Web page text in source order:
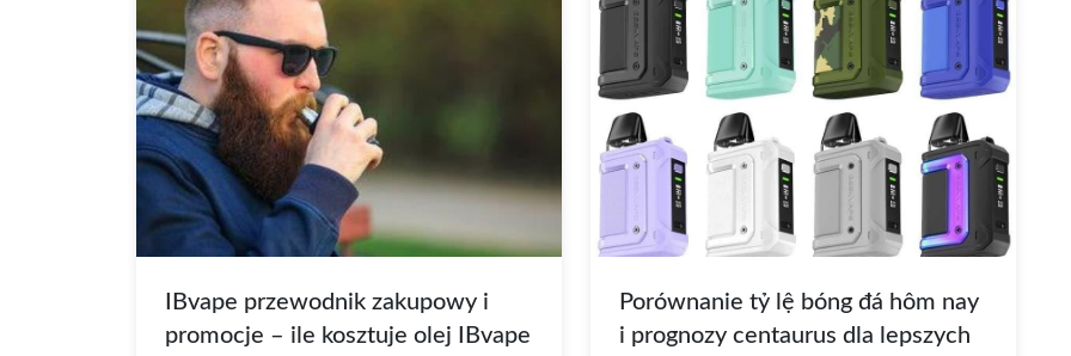
IBvape przewodnik zakupowy i
promocje – ile kosztuje olej IBvape
Porównanie tỷ lệ bóng đá hôm nay
i prognozy centaurus dla lepszych